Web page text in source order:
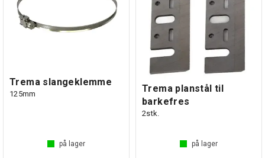
Trema slangeklemme
125mm
på lager
Trema planstål til
barkefres
2stk.
på lager